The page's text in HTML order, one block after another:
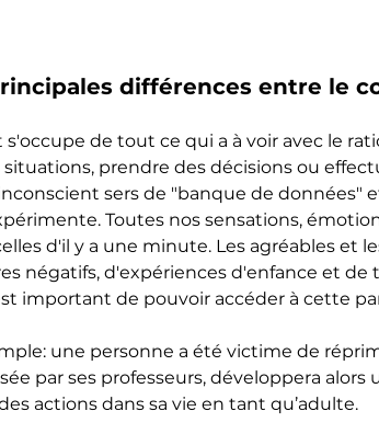
différences entre le
s'occupe de tout ce qui a à voir avec le
situations, prendre des décisions ou
sers de "banque de données"
Toutes nos sensations,
d'il y a une minute. Les agréables et
négatifs, d'expériences d'enfance et de
important de pouvoir accéder à cette
une personne a été victime de
par ses professeurs, développera
actions dans sa vie en tant qu’adulte.